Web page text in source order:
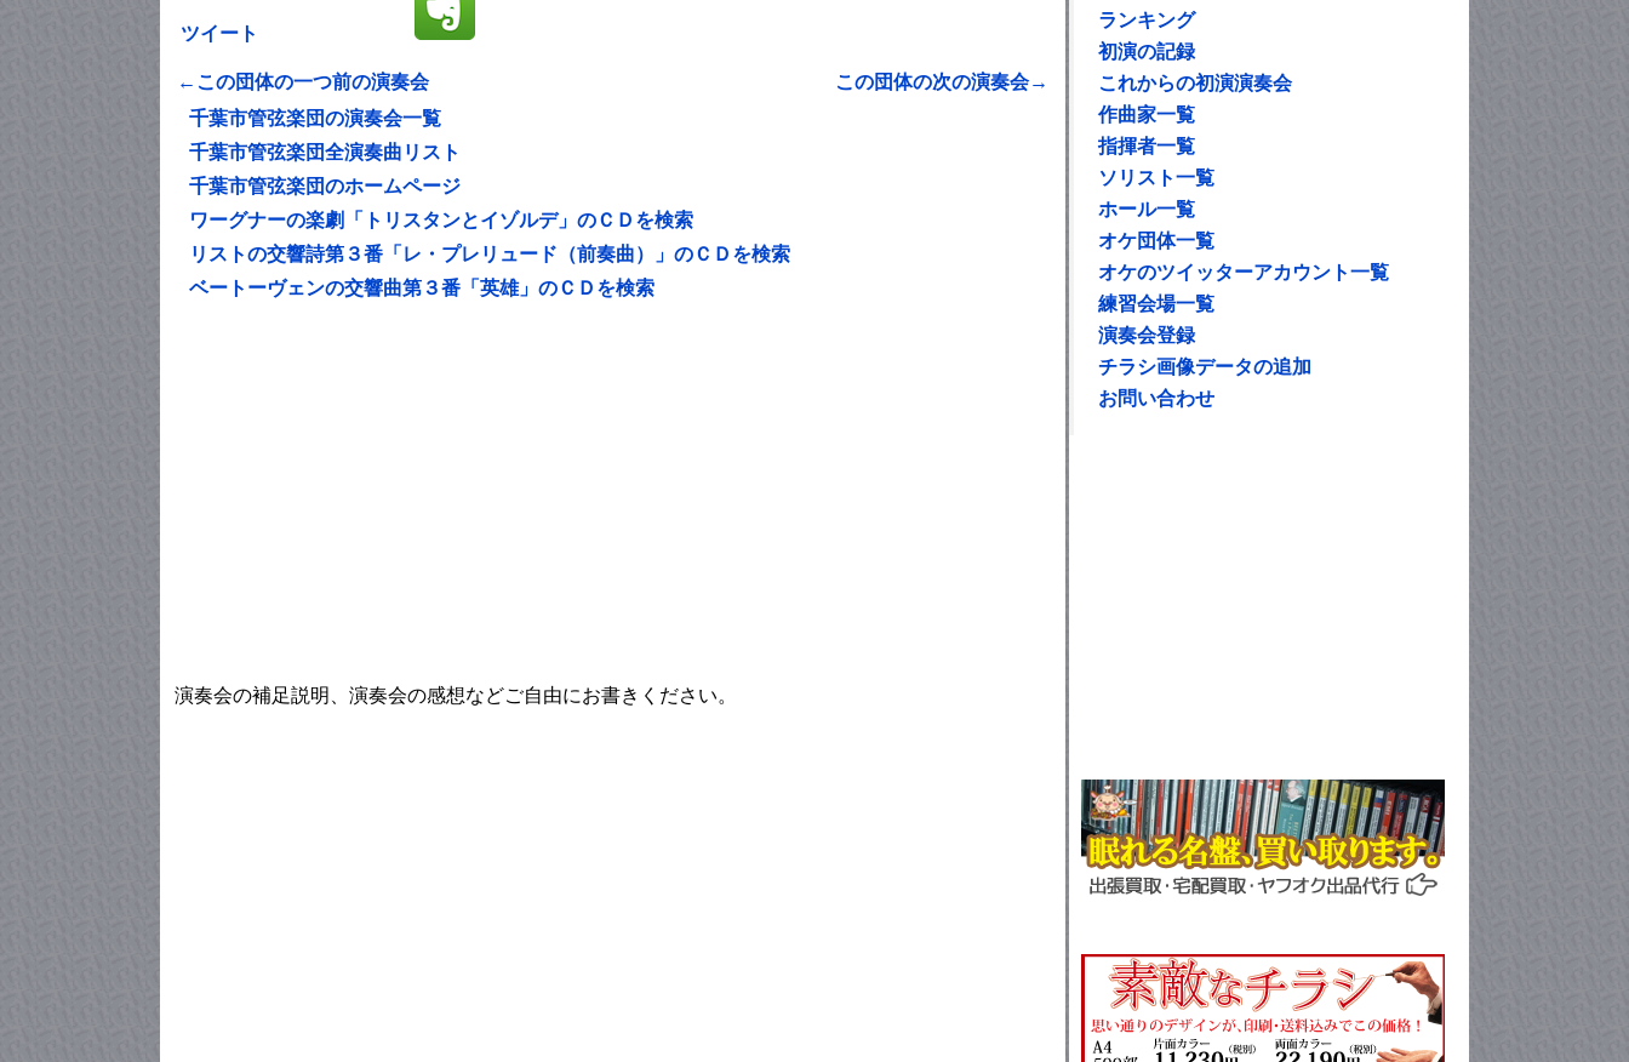
ツイート
←この団体の一つ前の演奏会
この団体の次の演奏会→
千葉市管弦楽団の演奏会一覧
千葉市管弦楽団全演奏曲リスト
千葉市管弦楽団のホームページ
ワーグナーの楽劇「トリスタンとイゾルデ」のＣＤを検索
リストの交響詩第３番「レ・プレリュード（前奏曲）」のＣＤを検索
ベートーヴェンの交響曲第３番「英雄」のＣＤを検索
演奏会の補足説明、演奏会の感想などご自由にお書きください。
ランキング
初演の記録
これからの初演演奏会
作曲家一覧
指揮者一覧
ソリスト一覧
ホール一覧
オケ団体一覧
オケのツイッターアカウント一覧
練習会場一覧
演奏会登録
チラシ画像データの追加
お問い合わせ